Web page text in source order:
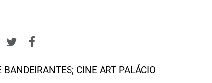
BANDEIRANTES; CINE ART PALÁCIO